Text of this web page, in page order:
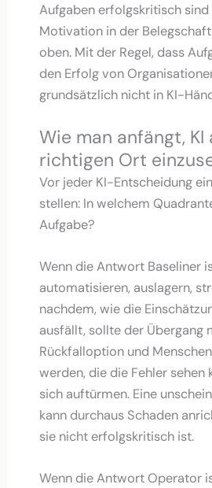
Aufgaben erfolgskritisch sind
Motivation in der
oben. Mit der Regel, dass
den Erfolg von
grundsätzlich nicht in KI-
Wie man anfängt, KI
richtigen Ort
Vor jeder KI-Entscheidung
stellen: In welchem
Aufgabe?
Wenn die Antwort Baseliner
automatisieren, auslagern,
nachdem, wie die
ausfällt, sollte der Übergang
Rückfalloption und
werden, die die Fehler sehen
sich auftürmen. Eine
kann durchaus Schaden
sie nicht erfolgskritisch ist.
Wenn die Antwort Operator